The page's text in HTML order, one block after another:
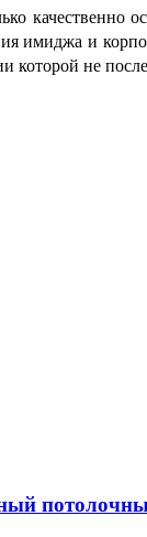
качественно
имиджа и
которой не